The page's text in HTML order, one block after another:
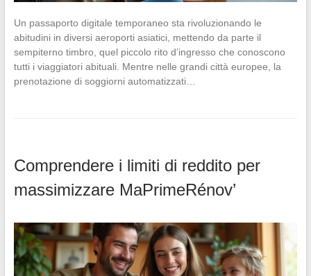
Un passaporto digitale temporaneo sta rivoluzionando le
abitudini in diversi aeroporti asiatici, mettendo da parte il
sempiterno timbro, quel piccolo rito d’ingresso che conoscono
tutti i viaggiatori abituali. Mentre nelle grandi città europee, la
prenotazione di soggiorni automatizzati…
Comprendere i limiti di reddito per
massimizzare MaPrimeRénov’